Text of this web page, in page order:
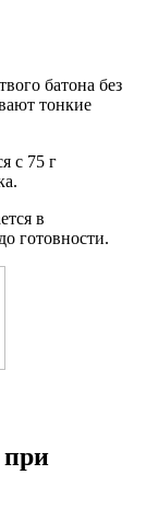
батона без
тонкие
с 75 г
в
готовности.